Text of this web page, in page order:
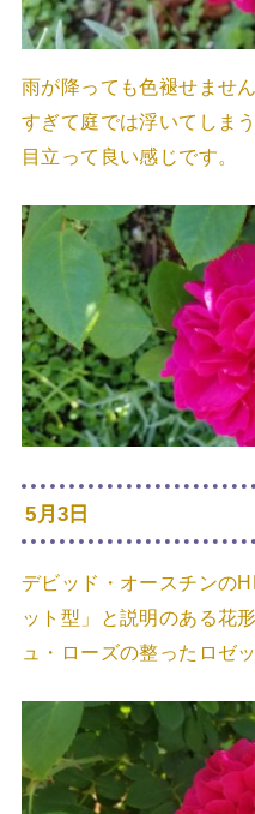
雨が降っても色褪せませ
すぎて庭では浮いてしま
目立って良い感じです。
5月3日
デビッド・オースチンの
ット型」と説明のある花
ュ・ローズの整ったロゼ